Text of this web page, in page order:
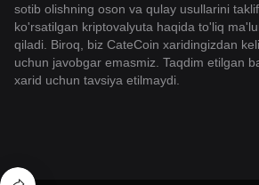
sotib olishning oson va qulay usullarini
ko'rsatilgan kriptovalyuta haqida to'liq
qiladi. Biroq, biz CateCoin xaridingizdan
uchun javobgar emasmiz. Taqdim etilgan
xarid uchun tavsiya etilmaydi.